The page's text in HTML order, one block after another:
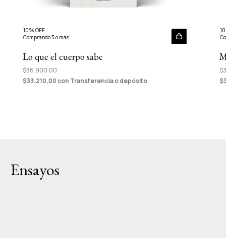
10% OFF
Comprando 3 o más
Lo que el cuerpo sabe
$36.900,00
$33.210,00 con Transferencia o depósito
Ensayos